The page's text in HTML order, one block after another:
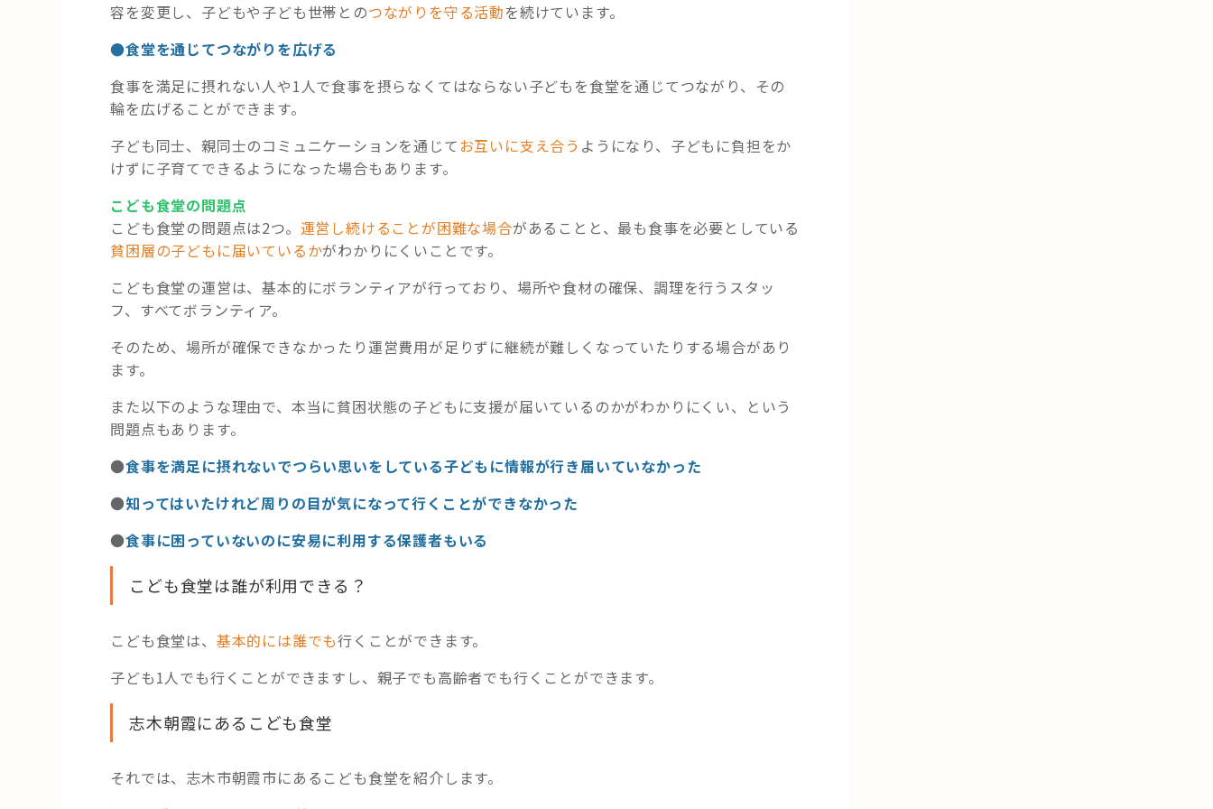
容を変更し、子どもや子ども世帯とのつながりを守る活動を続けています。
●食堂を通じてつながりを広げる
食事を満足に摂れない人や1人で食事を摂らなくてはならない子どもを食堂を通じてつながり、その
輪を広げることができます。
子ども同士、親同士のコミュニケーションを通じてお互いに支え合う ようになり、子どもに負担をか
けずに子育てできるようになった場合もあります。
こども食堂の問題点
こども食堂の問題点は2つ。 運営し続けることが困難な場合があることと、最も食事を必要としている
貧困層の子どもに届いているかがわかりにくいことです。
こども食堂の運営は、基本的にボランティアが行っており、場所や食材の確保、調理を行うスタッ
フ、すべてボランティア。
そのため、場所が確保できなかったり運営費用が足りずに継続が難しくなっていたりする場合があり
ます。
また以下のような理由で、本当に貧困状態の子どもに支援が届いているのかがわかりにくい、という
問題点もあります。
●食事を満足に摂れないでつらい思いをしている子どもに情報が行き届いていなかった
●知ってはいたけれど周りの目が気になって行くことができなかった
●食事に困っていないのに安易に利用する保護者もいる
こども食堂は誰が利用できる？
こども食堂は、 基本的には誰でも行くことができます。
子ども1人でも行くことができますし、親子でも高齢者でも行くことができます。
志木朝霞にあるこども食堂
それでは、志木市朝霞市にあるこども食堂を紹介します。